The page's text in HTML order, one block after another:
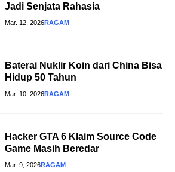
Jadi Senjata Rahasia
Mar. 12, 2026RAGAM
Baterai Nuklir Koin dari China Bisa
Hidup 50 Tahun
Mar. 10, 2026RAGAM
Hacker GTA 6 Klaim Source Code
Game Masih Beredar
Mar. 9, 2026RAGAM